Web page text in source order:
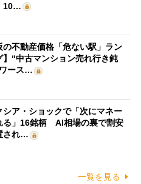
10…
の不動産価格「危ない駅」ラン
】“中古マンション売れ行き鈍
ース…
シア・ショックで「次にマネー
る」16銘柄 AI相場の裏で割安
され…
一覧を見る